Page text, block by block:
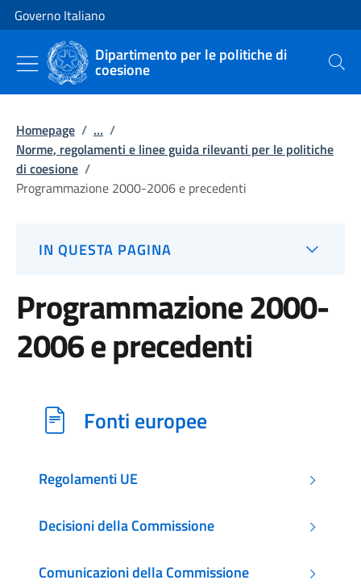
Vai al contenuto
Vai alla navigazione del sito
Governo Italiano
Dipartimento per le politiche di
coesione Cerca
Homepage / ... /
Norme, regolamenti e linee guida rilevanti per le politiche
di coesione /
Programmazione 2000-2006 e precedenti
IN QUESTA PAGINA
Programmazione 2000-
2006 e precedenti
Fonti europee
Regolamenti UE
Decisioni della Commissione
Comunicazioni della Commissione